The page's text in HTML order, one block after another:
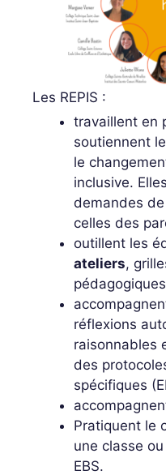
Les REPIS :
travaillent en
soutiennent
le
inclusive.
demandes de
celles des
outillent les
ateliers,
réflexions
raisonnables
des
spécifiques
Pratiquent le
une classe
EBS.